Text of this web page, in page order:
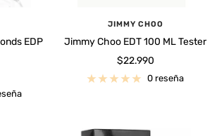
EDP
JIMMY CHOO
Jimmy Choo EDT 100 ML Tester
Precio
de
$22.990
0 reseña